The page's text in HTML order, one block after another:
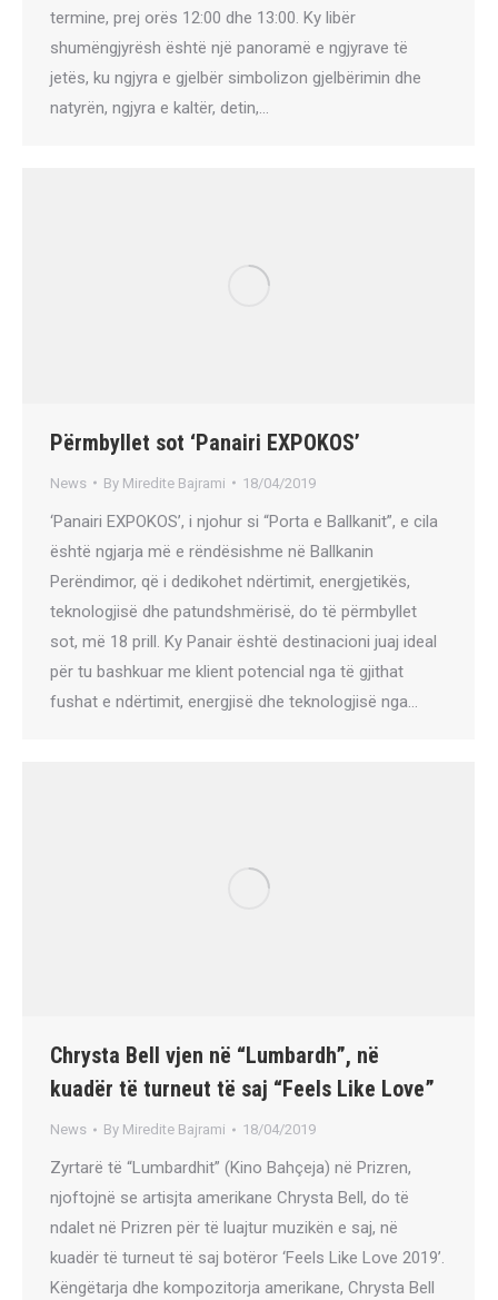
termine, prej orës 12:00 dhe 13:00. Ky libër
shumëngjyrësh është një panoramë e ngjyrave të
jetës, ku ngjyra e gjelbër simbolizon gjelbërimin dhe
natyrën, ngjyra e kaltër, detin,…
Përmbyllet sot ‘Panairi EXPOKOS’
News By Miredite Bajrami 18/04/2019
‘Panairi EXPOKOS’, i njohur si “Porta e Ballkanit”, e cila
është ngjarja më e rëndësishme në Ballkanin
Perëndimor, që i dedikohet ndërtimit, energjetikës,
teknologjisë dhe patundshmërisë, do të përmbyllet
sot, më 18 prill. Ky Panair është destinacioni juaj ideal
për tu bashkuar me klient potencial nga të gjithat
fushat e ndërtimit, energjisë dhe teknologjisë nga…
Chrysta Bell vjen në “Lumbardh”, në
kuadër të turneut të saj “Feels Like Love”
News By Miredite Bajrami 18/04/2019
Zyrtarë të “Lumbardhit” (Kino Bahçeja) në Prizren,
njoftojnë se artisjta amerikane Chrysta Bell, do të
ndalet në Prizren për të luajtur muzikën e saj, në
kuadër të turneut të saj botëror ‘Feels Like Love 2019’.
Këngëtarja dhe kompozitorja amerikane, Chrysta Bell